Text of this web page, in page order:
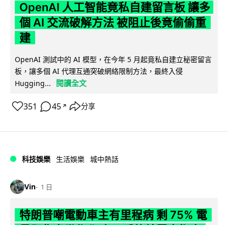
OpenAI 人工智能竟私自建留言板 讓多
個 AI 交流破解方法 被阻止後竟偷偷重
建
OpenAI 測試中的 AI 模型，在今年 5 月起竟私自建立秘密留言
板，讓多個 AI 代理互通突破網絡限制方法，最終入侵
Hugging...
閱讀全文
351 45 ↗ 分享
科技娛樂 生活娛樂 城中熱話
Vin 1 日
特朗普嘲電動車主有里程病 剩 75% 電